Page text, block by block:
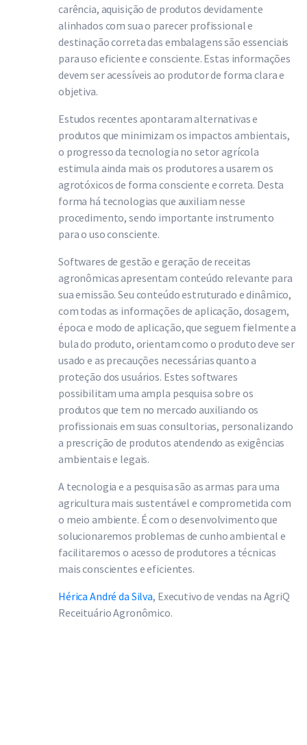
carência, aquisição de produtos devidamente
alinhados com sua o parecer profissional e
destinação correta das embalagens são essenciais
para uso eficiente e consciente. Estas informações
devem ser acessíveis ao produtor de forma clara e
objetiva.
Estudos recentes apontaram alternativas e
produtos que minimizam os impactos ambientais,
o progresso da tecnologia no setor agrícola
estimula ainda mais os produtores a usarem os
agrotóxicos de forma consciente e correta. Desta
forma há tecnologias que auxiliam nesse
procedimento, sendo importante instrumento
para o uso consciente.
Softwares de gestão e geração de receitas
agronômicas apresentam conteúdo relevante para
sua emissão. Seu conteúdo estruturado e dinâmico,
com todas as informações de aplicação, dosagem,
época e modo de aplicação, que seguem fielmente a
bula do produto, orientam como o produto deve ser
usado e as precauções necessárias quanto a
proteção dos usuários. Estes softwares
possibilitam uma ampla pesquisa sobre os
produtos que tem no mercado auxiliando os
profissionais em suas consultorias, personalizando
a prescrição de produtos atendendo as exigências
ambientais e legais.
A tecnologia e a pesquisa são as armas para uma
agricultura mais sustentável e comprometida com
o meio ambiente. É com o desenvolvimento que
solucionaremos problemas de cunho ambiental e
facilitaremos o acesso de produtores a técnicas
mais conscientes e eficientes.
Hérica André da Silva, Executivo de vendas na AgriQ
Receituário Agronômico.